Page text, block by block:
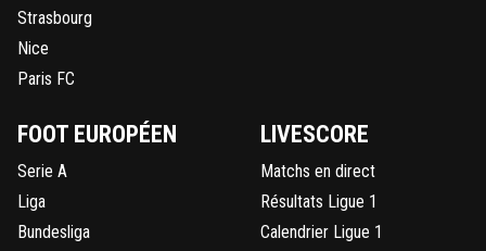
Strasbourg
Nice
Paris FC
FOOT EUROPÉEN
Serie A
Liga
Bundesliga
LIVESCORE
Matchs en direct
Résultats Ligue 1
Calendrier Ligue 1